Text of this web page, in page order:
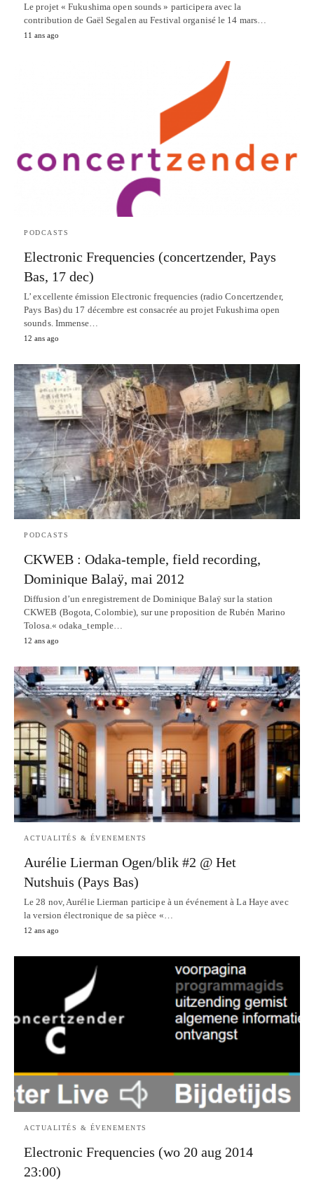
Le projet « Fukushima open sounds » participera avec la
contribution de Gaël Segalen au Festival organisé le 14 mars…
11 ans ago
PODCASTS
Electronic Frequencies (concertzender, Pays
Bas, 17 dec)
L’ excellente émission Electronic frequencies (radio Concertzender,
Pays Bas) du 17 décembre est consacrée au projet Fukushima open
sounds. Immense…
12 ans ago
PODCASTS
CKWEB : Odaka-temple, field recording,
Dominique Balaÿ, mai 2012
Diffusion d’un enregistrement de Dominique Balaÿ sur la station
CKWEB (Bogota, Colombie), sur une proposition de Rubén Marino
Tolosa.« odaka_temple…
12 ans ago
ACTUALITÉS & ÉVENEMENTS
Aurélie Lierman Ogen/blik #2 @ Het
Nutshuis (Pays Bas)
Le 28 nov, Aurélie Lierman participe à un événement à La Haye avec
la version électronique de sa pièce «…
12 ans ago
ACTUALITÉS & ÉVENEMENTS
Electronic Frequencies (wo 20 aug 2014
23:00)